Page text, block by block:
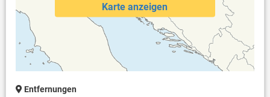
Karte anzeigen
Entfernungen